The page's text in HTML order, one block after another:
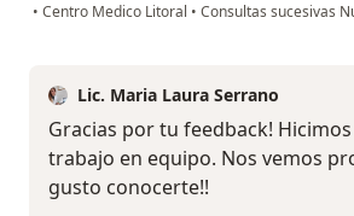
• Centro Medico Litoral • Consultas sucesivas
Lic. Maria Laura Serrano
Gracias por tu feedback!
trabajo en equipo. Nos vemos
gusto conocerte!!